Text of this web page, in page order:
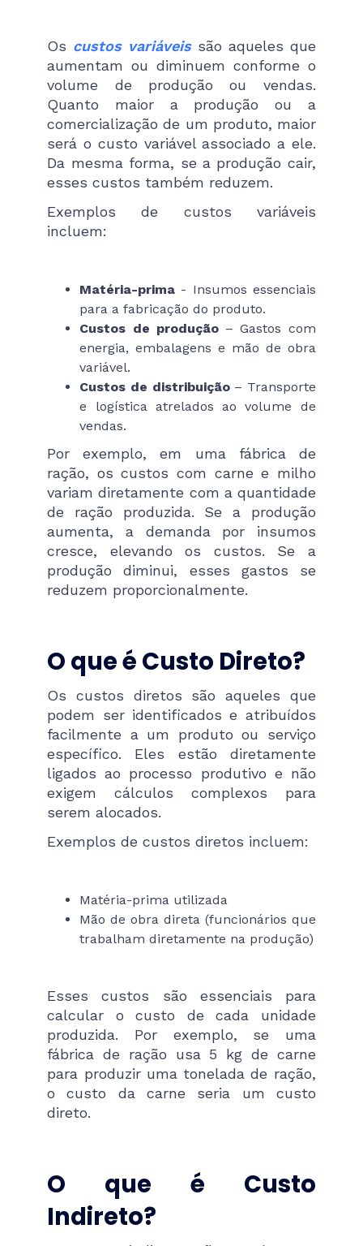
Os custos variáveissão aqueles que
aumentam ou diminuem conforme o
volume de produção ou vendas.
Quanto maior a produção ou a
comercialização de um produto, maior
será o custo variável associado a ele.
Da mesma forma, se a produção cair,
esses custos também reduzem.
Exemplos de custos variáveis
incluem:
Matéria-prima - Insumos essenciais
para a fabricação do produto.
Custos de produção– Gastos com
energia, embalagens e mão de obra
variável.
Custos de distribuição– Transporte
e logística atrelados ao volume de
vendas.
Por exemplo, em uma fábrica de
ração, os custos com carne e milho
variam diretamente com a quantidade
de ração produzida. Se a produção
aumenta, a demanda por insumos
cresce, elevando os custos. Se a
produção diminui, esses gastos se
reduzem proporcionalmente.
O que é Custo Direto?
Os custos diretos são aqueles que
podem ser identificados e atribuídos
facilmente a um produto ou serviço
específico. Eles estão diretamente
ligados ao processo produtivo e não
exigem cálculos complexos para
serem alocados.
Exemplos de custos diretos incluem:
Matéria-prima utilizada
Mão de obra direta (funcionários que
trabalham diretamente na produção)
Esses custos são essenciais para
calcular o custo de cada unidade
produzida. Por exemplo, se uma
fábrica de ração usa 5 kg de carne
para produzir uma tonelada de ração,
o custo da carne seria um custo
direto.
O que é Custo
Indireto?